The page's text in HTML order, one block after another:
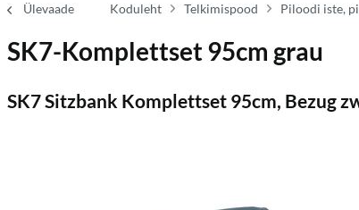
Ülevaade Koduleht Telkimispood Piloodi iste,
SK7-Komplettset 95cm grau
SK7 Sitzbank Komplettset 95cm, Bezug